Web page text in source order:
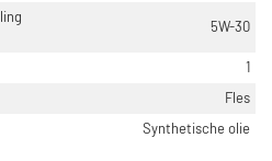
5W-30
1
Fles
Synthetische olie